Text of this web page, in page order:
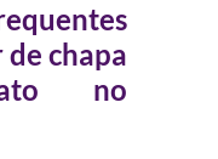
chapa
no